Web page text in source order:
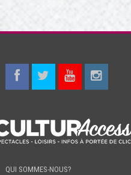
QUI SOMMES-NOUS?